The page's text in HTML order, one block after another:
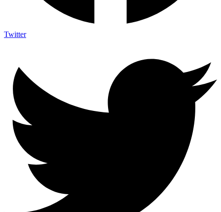
Twitter